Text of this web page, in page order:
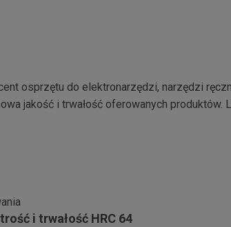
osprzętu do elektronarzędzi, narzędzi
jakość i trwałość oferowanych produktów.
i trwałość HRC 64